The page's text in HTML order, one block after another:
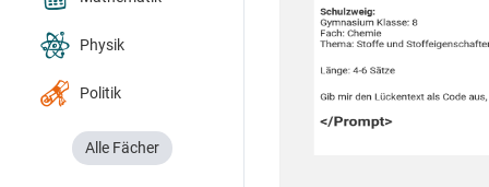
Physik
Politik
Alle Fächer